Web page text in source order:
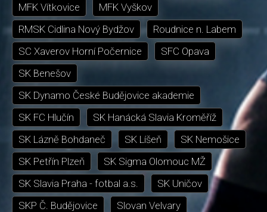
MFK Vítkovice
MFK Vyškov
RMSK Cidlina Nový Bydžov
Roudnice n. Labem
SC Xaverov Horní Počernice
SFC Opava
SK Benešov
SK Dynamo České Budějovice akademie
SK FC Hlučín
SK Hanácká Slavia Kroměříž
SK Lázně Bohdaneč
SK Líšeň
SK Nemošice
SK Petřín Plzeň
SK Sigma Olomouc MŽ
SK Slavia Praha - fotbal a.s.
SK Uničov
SKP Č. Budějovice
Slovan Velvary